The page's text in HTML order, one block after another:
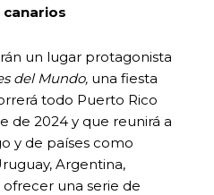
un lugar protagonista
del Mundo, una fiesta
todo Puerto Rico
de 2024 y que reunirá a
y de países como
Argentina,
una serie de